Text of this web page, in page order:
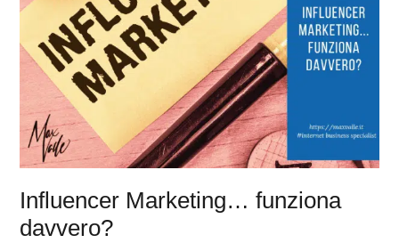
Influencer Marketing… funziona
davvero?